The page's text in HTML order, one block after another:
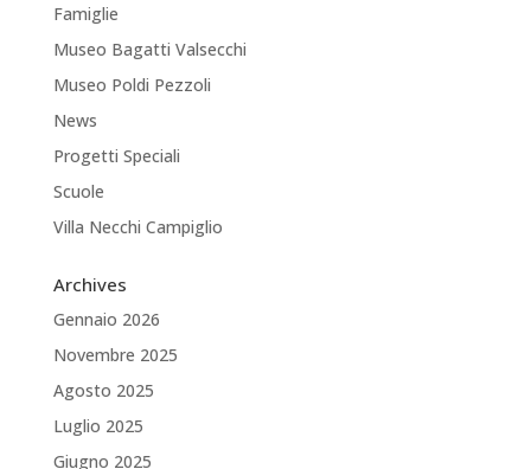
Famiglie
Museo Bagatti Valsecchi
Museo Poldi Pezzoli
News
Progetti Speciali
Scuole
Villa Necchi Campiglio
Archives
Gennaio 2026
Novembre 2025
Agosto 2025
Luglio 2025
Giugno 2025